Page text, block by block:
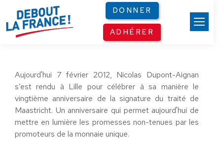
DONNER
ADHÉRER
Aujourd'hui 7 février 2012, Nicolas Dupont-Aignan
s’est rendu à Lille pour célébrer à sa manière le
vingtième anniversaire de la signature du traité de
Maastricht. Un anniversaire qui permet aujourd'hui de
mettre en lumière les promesses non-tenues par les
promoteurs de la monnaie unique.
Panneau de gestion des cookies